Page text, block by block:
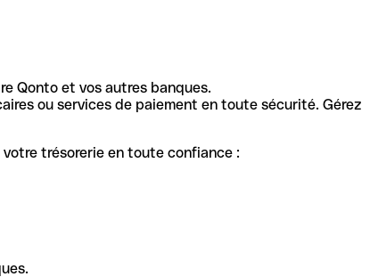
Qonto et vos autres banques.
ou services de paiement en toute sécurité. Gérez
votre trésorerie en toute confiance :